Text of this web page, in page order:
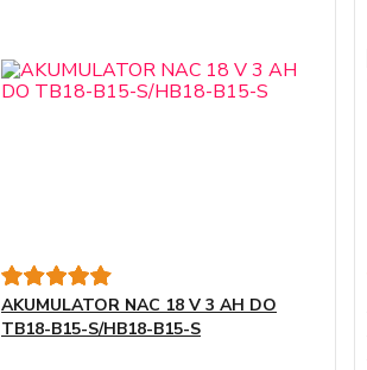
AKUMULATOR NAC 18 V 3 AH DO
TB18-B15-S/HB18-B15-S